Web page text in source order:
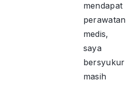
mendapat
perawatan
medis,
saya
bersyukur
masih